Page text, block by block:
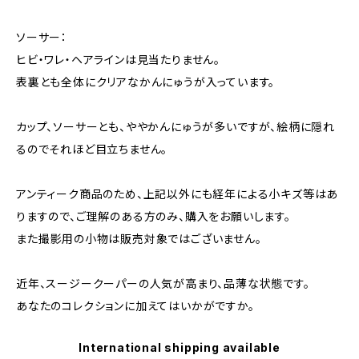
ソーサー：
ヒビ・ワレ・ヘアラインは見当たりません。
表裏とも全体にクリアなかんにゅうが入っています。
カップ、ソーサーとも、ややかんにゅうが多いですが、絵柄に隠れ
るのでそれほど目立ちません。
アンティーク商品のため、上記以外にも経年による小キズ等はあ
りますので、ご理解のある方のみ、購入をお願いします。
また撮影用の小物は販売対象ではございません。
近年、スージークーパーの人気が高まり、品薄な状態です。
あなたのコレクションに加えてはいかがですか。
International shipping available